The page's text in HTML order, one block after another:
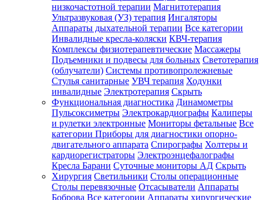
низкочастотной терапии Магнитотерапия
Ультразвуковая (УЗ) терапия Ингаляторы
Аппараты дыхательной терапии Все категории
Инвалидные кресла-коляски КВЧ-терапия
Комплексы физиотерапевтические Массажеры
Подъемники и подвесы для больных Светотерапия
(облучатели) Системы противопролежневые
Стулья санитарные УВЧ терапия Ходунки
инвалидные Электротерапия Скрыть
Функциональная диагностика Динамометры
Пульсоксиметры Электрокардиографы Калиперы
и рулетки электронные Мониторы фетальные Все
категории Приборы для диагностики опорно-
двигательного аппарата Спирографы Холтеры и
кардиорегистраторы Электроэнцефалографы
Кресла Барани Суточные мониторы АД Скрыть
Хирургия Светильники Столы операционные
Столы перевязочные Отсасыватели Аппараты
Боброва Все категории Аппараты хирургические